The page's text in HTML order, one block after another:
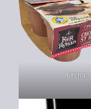
Crème